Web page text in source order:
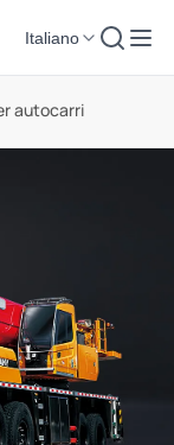
Italiano
autocarri